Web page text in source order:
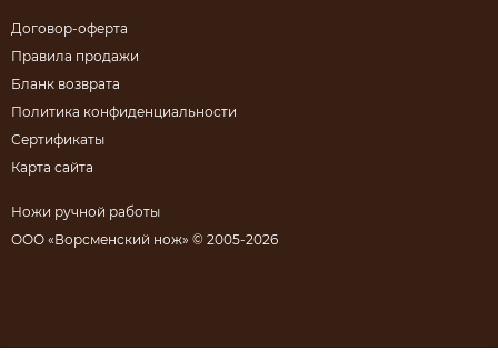
Договор-оферта
Правила продажи
Бланк возврата
Политика конфиденциальности
Сертификаты
Карта сайта
Ножи ручной работы
ООО «Ворсменский нож» © 2005-2026